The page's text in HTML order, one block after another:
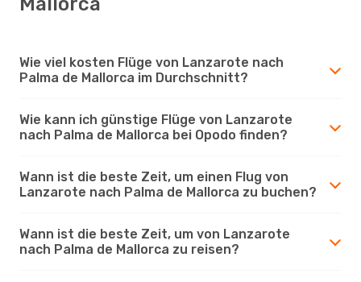
Wie viel kosten Flüge von Lanzarote nach
Palma de Mallorca im Durchschnitt?
Wie kann ich günstige Flüge von Lanzarote
nach Palma de Mallorca bei Opodo finden?
Wann ist die beste Zeit, um einen Flug von
Lanzarote nach Palma de Mallorca zu buchen?
Wann ist die beste Zeit, um von Lanzarote
nach Palma de Mallorca zu reisen?